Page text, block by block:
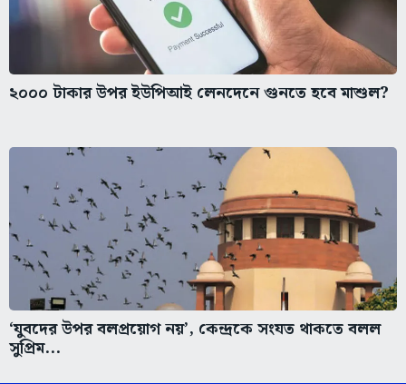
২০০০ টাকার উপর ইউপিআই লেনদেনে গুনতে হবে মাশুল?
‘যুবদের উপর বলপ্রয়োগ নয়’, কেন্দ্রকে সংযত থাকতে বলল
সুপ্রিম...